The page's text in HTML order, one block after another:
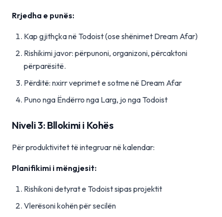
Rrjedha e punës:
Kap gjithçka në Todoist (ose shënimet Dream Afar)
Rishikimi javor: përpunoni, organizoni, përcaktoni
përparësitë.
Përditë: nxirr veprimet e sotme në Dream Afar
Puno nga Ëndërro nga Larg, jo nga Todoist
Niveli 3: Bllokimi i Kohës
Për produktivitet të integruar në kalendar:
Planifikimi i mëngjesit:
Rishikoni detyrat e Todoist sipas projektit
Vlerësoni kohën për secilën